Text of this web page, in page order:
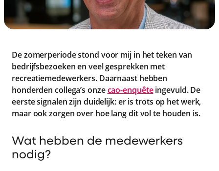
De zomerperiode stond voor mij in het teken van
bedrijfsbezoeken en veel gesprekken met
recreatiemedewerkers. Daarnaast hebben
honderden collega’s onzecao-enquêteingevuld. De
eerste signalen zijn duidelijk: er is trots op het werk,
maar ook zorgen over hoe lang dit vol te houden is.
Wat hebben de medewerkers
nodig?